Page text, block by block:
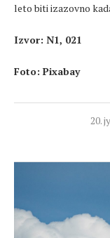
leto biti izazovno
Izvor: N1, 021
Foto: Pixabay
20.